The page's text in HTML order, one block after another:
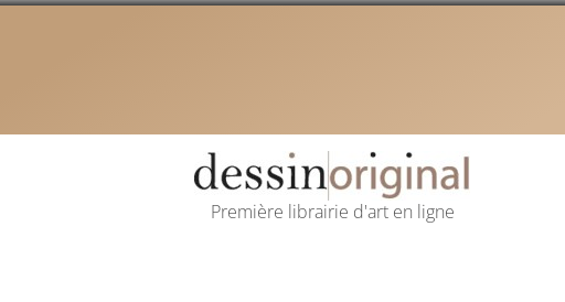
Première librairie d'art en ligne